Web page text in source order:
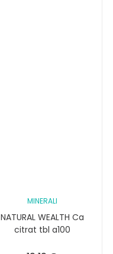
MINERALI
NATURAL WEALTH Ca
citrat tbl a100